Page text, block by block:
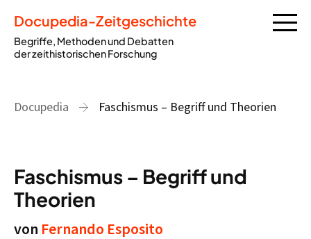
Docupedia-Zeitgeschichte
Begriffe, Methoden und Debatten
der zeithistorischen Forschung
Docupedia Faschismus – Begriff und Theorien
Faschismus – Begriff und
Theorien
von Fernando Esposito